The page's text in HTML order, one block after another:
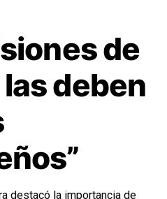
de
deben
destacó la importancia de